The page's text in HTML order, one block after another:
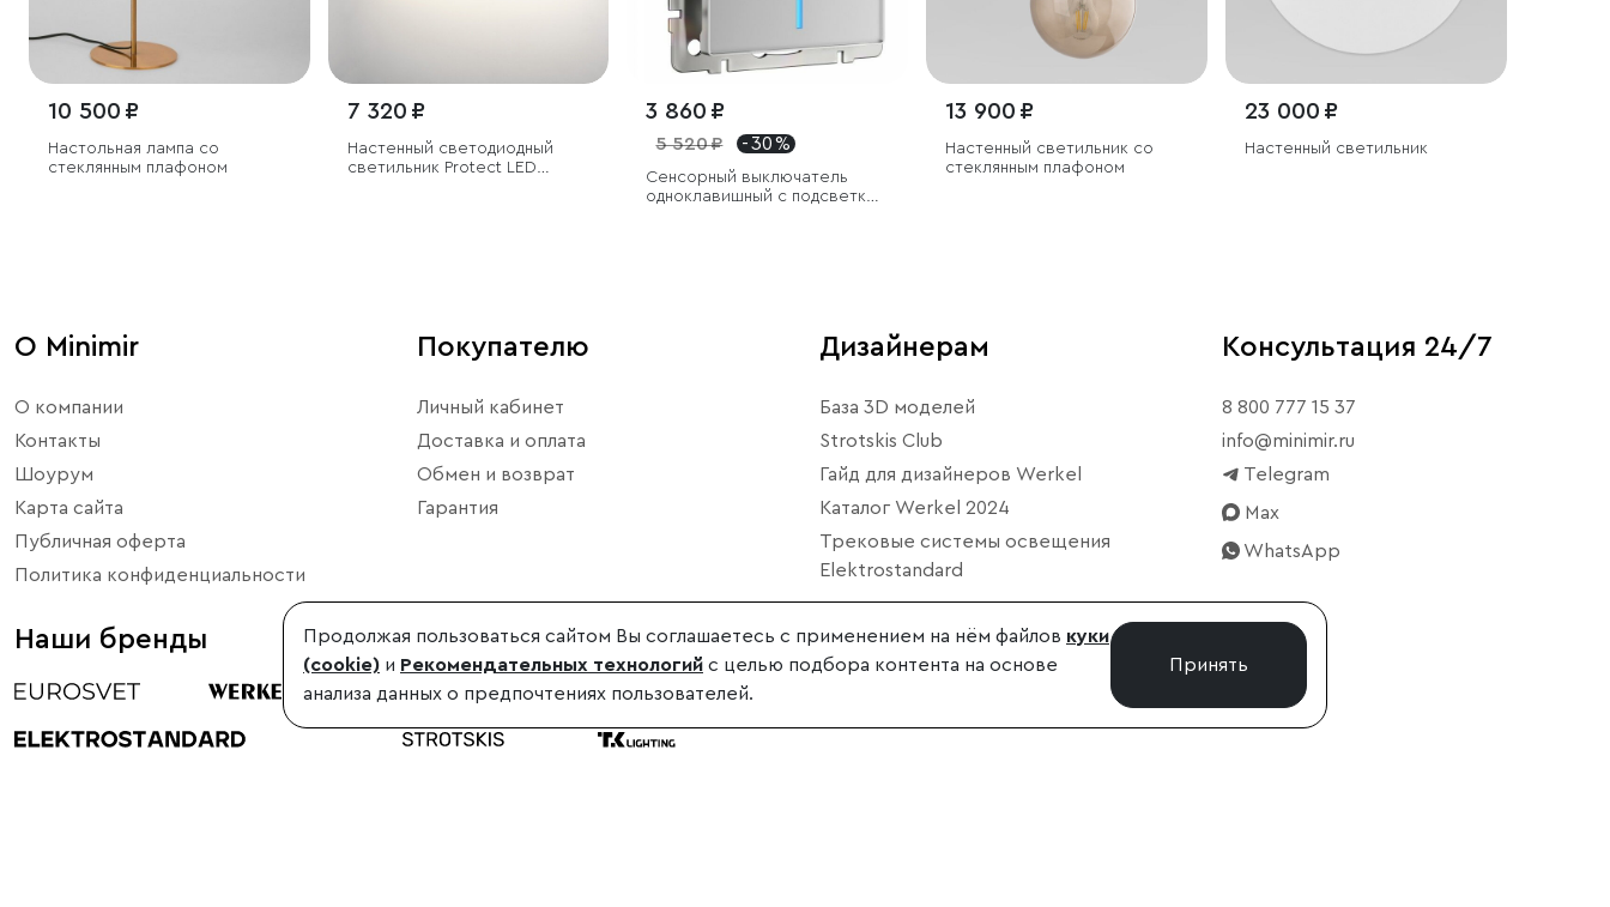
10 500 ₽
Настольная лампа со
стеклянным плафоном
7 320 ₽
Настенный светодиодный
светильник Protect LED
3 860 ₽
5 520 ₽ - 30 %
Сенсорный выключатель
одноклавишный с подсветкой
13 900 ₽
Настенный светильник со
стеклянным плафоном
23 000 ₽
Настенный светильник
О Minimir
О компании
Контакты
Шоурум
Карта сайта
Публичная оферта
Политика конфиденциальности
Покупателю
Личный кабинет
Доставка и оплата
Обмен и возврат
Гарантия
Дизайнерам
База 3D моделей
Strotskis Club
Гайд для дизайнеров Werkel
Каталог Werkel 2024
Трековые системы освещения
Elektrostandard
Консультация 24/7
8 800 777 15 37
info@minimir.ru
Telegram
Max
WhatsApp
Наши бренды Продолжая пользоваться сайтом Вы соглашаетесь с применением на нём файлов куки
(cookie) и Рекомендательных технологий с целью подбора контента на основе
анализа данных о предпочтениях пользователей.
Принять